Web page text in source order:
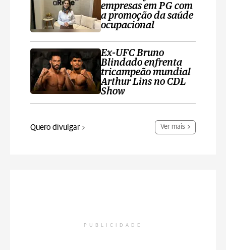
empresas em PG com
a promoção da saúde
ocupacional
Ex-UFC Bruno
Blindado enfrenta
tricampeão mundial
Arthur Lins no CDL
Show
Quero divulgar Ver mais
PUBLICIDADE